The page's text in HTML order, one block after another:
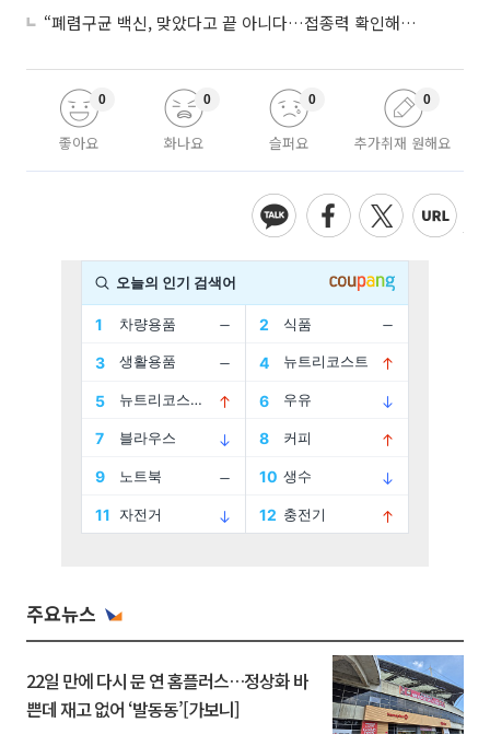
“폐렴구균 백신, 맞았다고 끝 아니다…접종력 확인해야”
좋아요
0
화나요
0
슬퍼요
0
추가취재 원해요
0
주요뉴스
22일 만에 다시 문 연 홈플러스…정상화 바
쁜데 재고 없어 ‘발동동’[가보니]